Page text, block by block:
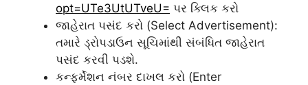
opt=UTe3UtUTveU= પર ક્લિક કરો
જાહેરાત પસંદ કરો (Select Advertisement):
તમારે ડ્રોપડાઉન સૂચિમાંથી સંબંધિત જાહેરાત
પસંદ કરવી પડશે.
કન્ફર્મેશન નંબર દાખલ કરો (Enter